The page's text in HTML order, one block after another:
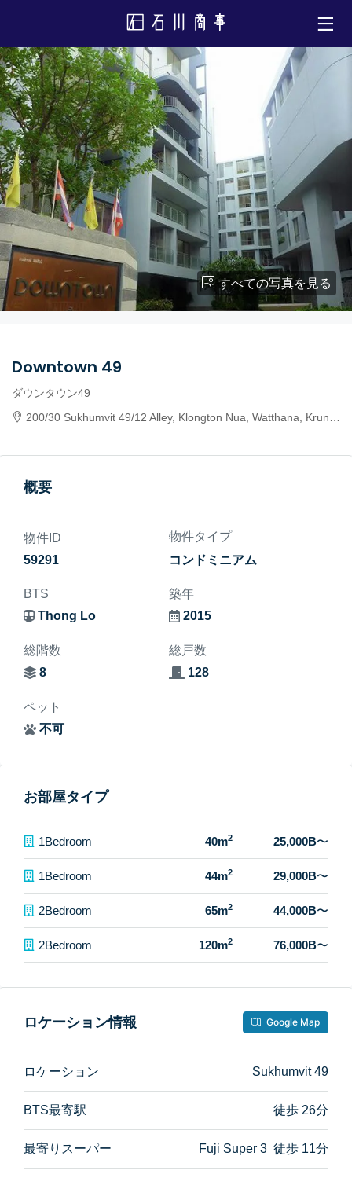
すべての写真を見る
Downtown 49
ダウンタウン49
200/30 Sukhumvit 49/12 Alley, Klongton Nua, Watthana, Krung Thep Maha Nakhon 10110, Thailand
概要
物件ID
59291
物件タイプ
コンドミニアム
BTS
Thong Lo
築年
2015
総階数
8
総戸数
128
ペット
不可
お部屋タイプ
1Bedroom 40m2 25,000B〜
1Bedroom 44m2 29,000B〜
2Bedroom 65m2 44,000B〜
2Bedroom 120m2 76,000B〜
ロケーション情報 Google Map
ロケーション Sukhumvit 49
BTS最寄駅 徒歩 26分
最寄りスーパー Fuji Super 3 徒歩 11分